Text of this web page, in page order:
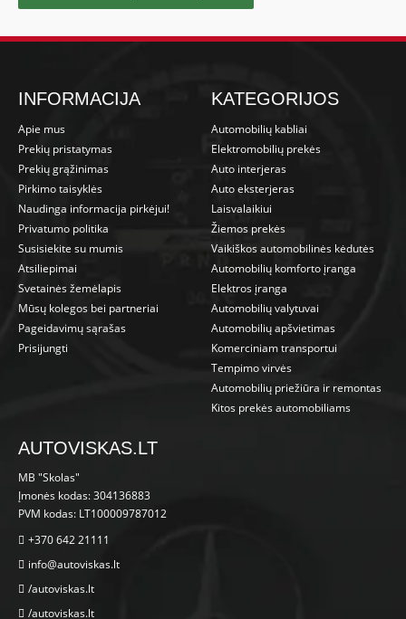
INFORMACIJA
Apie mus
Prekių pristatymas
Prekių grąžinimas
Pirkimo taisyklės
Naudinga informacija pirkėjui!
Privatumo politika
Susisiekite su mumis
Atsiliepimai
Svetainės žemėlapis
Mūsų kolegos bei partneriai
Pageidavimų sąrašas
Prisijungti
KATEGORIJOS
Automobilių kabliai
Elektromobilių prekės
Auto interjeras
Auto eksterjeras
Laisvalaikiui
Žiemos prekės
Vaikiškos automobilinės kėdutės
Automobilių komforto įranga
Elektros įranga
Automobilių valytuvai
Automobilių apšvietimas
Komerciniam transportui
Tempimo virvės
Automobilių priežiūra ir remontas
Kitos prekės automobiliams
AUTOVISKAS.LT
MB "Skolas"
Įmonės kodas: 304136883
PVM kodas: LT100009787012
+370 642 21111
info@autoviskas.lt
/autoviskas.lt
/autoviskas.lt